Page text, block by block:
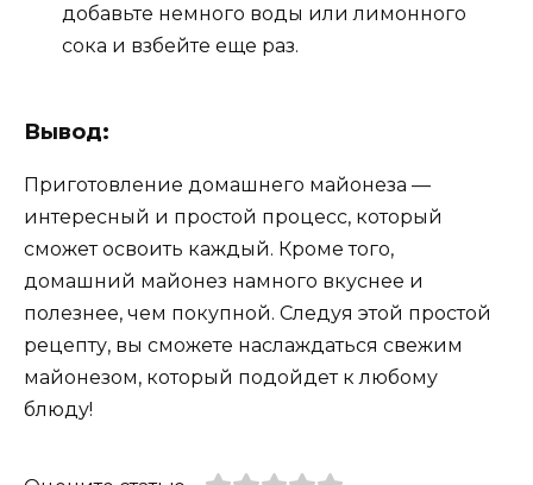
добавьте немного воды или лимонного
сока и взбейте еще раз.
Вывод:
Приготовление домашнего майонеза —
интересный и простой процесс, который
сможет освоить каждый. Кроме того,
домашний майонез намного вкуснее и
полезнее, чем покупной. Следуя этой простой
рецепту, вы сможете наслаждаться свежим
майонезом, который подойдет к любому
блюду!